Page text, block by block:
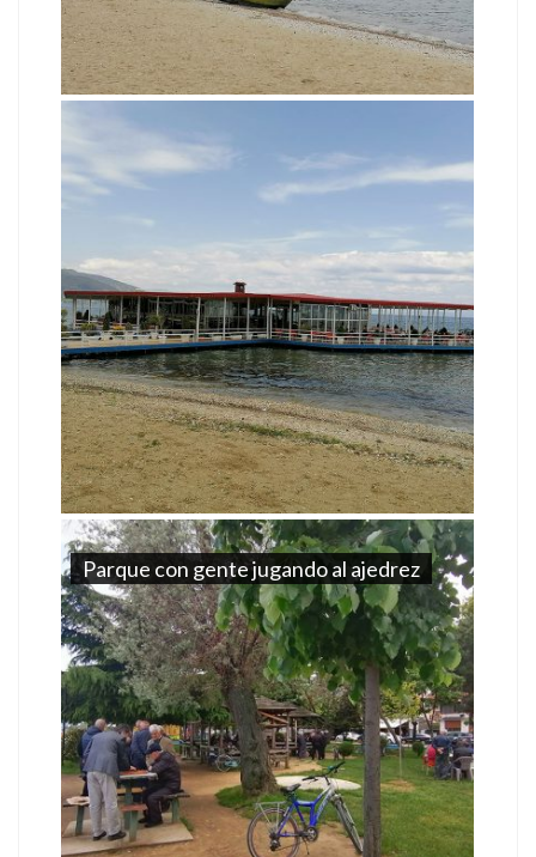
Parque con gente jugando al ajedrez